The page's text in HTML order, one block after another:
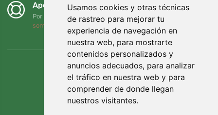
Usamos cookies y otras técnicas
de rastreo para mejorar tu
experiencia de navegación en
nuestra web, para mostrarte
contenidos personalizados y
anuncios adecuados, para analizar
el tráfico en nuestra web y para
comprender de donde llegan
nuestros visitantes.
Apoyamos a Trees.org
Por cada pedido plantamos un árbol. Leer más
somos